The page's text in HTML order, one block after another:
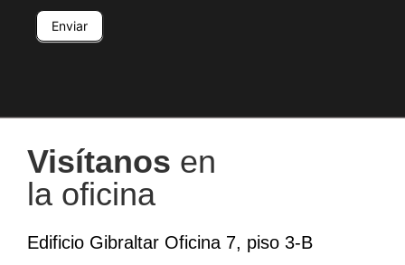
Enviar
Visítanos en
la oficina
Edificio Gibraltar Oficina 7, piso 3-B